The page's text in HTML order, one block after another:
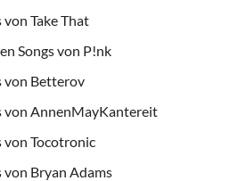
von Take That
Songs von P!nk
von Betterov
von AnnenMayKantereit
von Tocotronic
von Bryan Adams